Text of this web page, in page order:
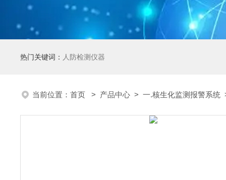
热门关键词： 人防检测仪器
当前位置： 首页 > 产品中心 > 一.核生化监测报警系统